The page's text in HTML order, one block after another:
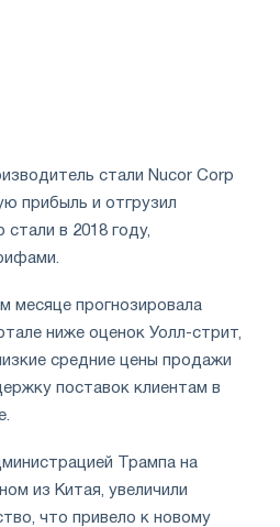
стали Nucor Corp
прибыль и отгрузил
в 2018 году,
месяце прогнозировала
ниже оценок Уолл-стрит,
средние цены продажи
поставок клиентам в
Трампа на
из Китая, увеличили
что привело к новому